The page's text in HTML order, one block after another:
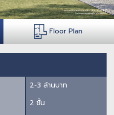
Floor Plan
2-3 ล้านบาท
2 ชั้น